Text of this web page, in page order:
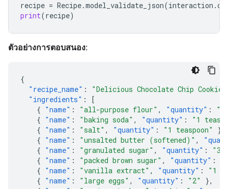
recipe = Recipe.model_validate_json(interaction .
print(recipe)
ตัวอย่างการตอบสนอง:
{
"recipe_name" :
"Delicious Chocolate Chip
"ingredients" :
[
{ "name" : "all-purpose flour" , "quantity" :
"2
{ "name" : "baking soda" , "quantity" :
"1
{ "name" : "salt" , "quantity" : "1 teaspoon"
},
{ "name" : "unsalted butter (softened)" ,
{ "name" : "granulated sugar" , "quantity" :
"3/
{ "name" : "packed brown sugar" , "quantity" :
{ "name" : "vanilla extract" , "quantity" :
"1
{ "name" : "large eggs" , "quantity" : "2"
},